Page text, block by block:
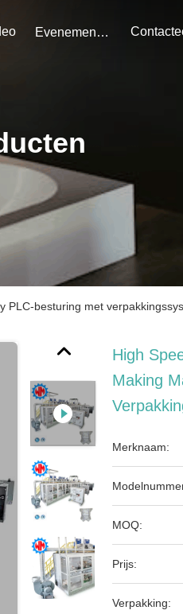
Evenementen
PLC-besturing met
High
Making
Merknaam:
MOQ:
Prijs:
Verpakking: